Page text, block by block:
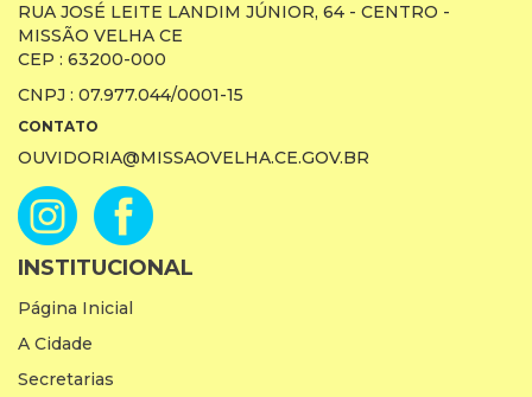
RUA JOSÉ LEITE LANDIM JÚNIOR, 64 - CENTRO -
MISSÃO VELHA CE
CEP : 63200-000
CNPJ : 07.977.044/0001-15
CONTATO
OUVIDORIA@MISSAOVELHA.CE.GOV.BR
INSTITUCIONAL
Página Inicial
A Cidade
Secretarias